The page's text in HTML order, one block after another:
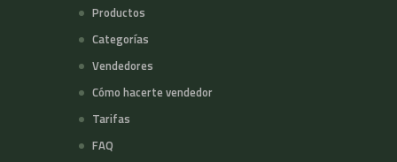
Productos
Categorías
Vendedores
Cómo hacerte vendedor
Tarifas
FAQ